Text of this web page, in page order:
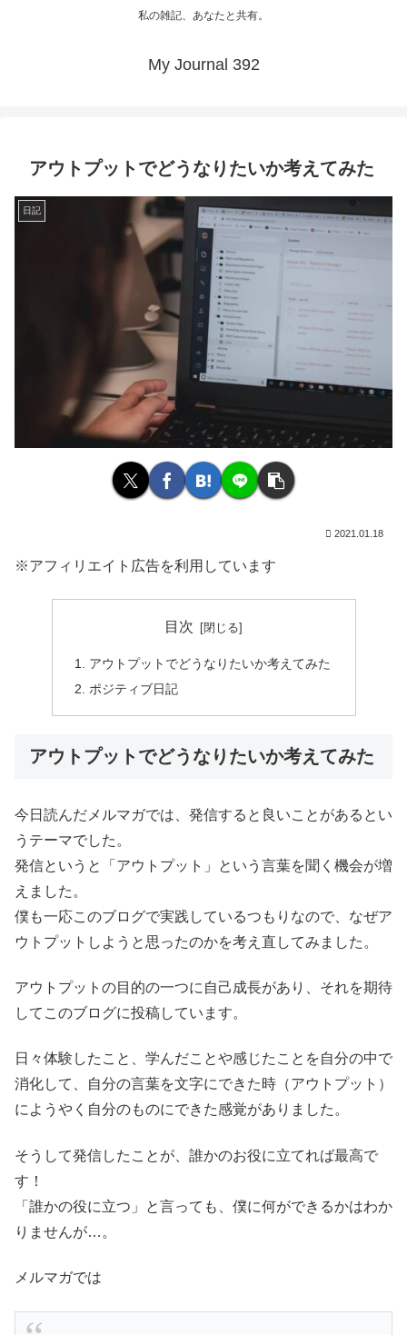
私の雑記、あなたと共有。
My Journal 392
アウトプットでどうなりたいか考えてみた
日記
2021.01.18
※アフィリエイト広告を利用しています
目次
アウトプットでどうなりたいか考えてみた
ポジティブ日記
アウトプットでどうなりたいか考えてみた
今日読んだメルマガでは、発信すると良いことがあるとい
うテーマでした。
発信というと「アウトプット」という言葉を聞く機会が増
えました。
僕も一応このブログで実践しているつもりなので、なぜア
ウトプットしようと思ったのかを考え直してみました。
アウトプットの目的の一つに自己成長があり、それを期待
してこのブログに投稿しています。
日々体験したこと、学んだことや感じたことを自分の中で
消化して、自分の言葉を文字にできた時（アウトプット）
にようやく自分のものにできた感覚がありました。
そうして発信したことが、誰かのお役に立てれば最高で
す！
「誰かの役に立つ」と言っても、僕に何ができるかはわか
りませんが…。
メルマガでは